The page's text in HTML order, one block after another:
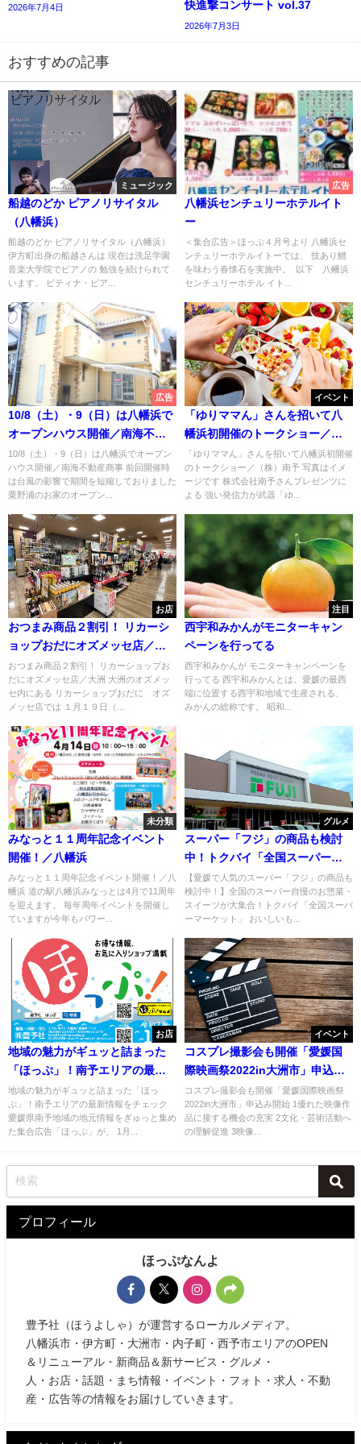
2026年7月4日 快進撃コンサート vol.37
2026年7月3日
おすすめの記事
ミュージック
船越のどか ピアノリサイタル
（八幡浜）
船越のどか ピアノリサイタル（八幡浜）
伊方町出身の船越さんは 現在は洗足学園
音楽大学院でピアノの 勉強を続けられて
います。 ピティナ・ピア...
広告
八幡浜センチュリーホテルイト
ー
＜集合広告＞ほっぷ４月号より 八幡浜セ
ンチュリーホテルイトーでは、 技あり鱧
を味わう春懐石を実施中。 以下 八幡浜
センチュリーホテル イト...
広告
10/8（土）・9（日）は八幡浜で
オープンハウス開催／南海不動
産商事
10/8（土）・9（日）は八幡浜でオープン
ハウス開催／南海不動産商事 前回開催時
は台風の影響で期間を短縮しておりました
栗野浦のお家のオープン...
イベント
「ゆりママん」さんを招いて八
幡浜初開催のトークショー／
（株）南予
「ゆりママん」さんを招いて八幡浜初開催
のトークショー／（株）南予 写真はイメ
ージです 株式会社南予さんプレゼンツに
よる 強い発信力が武器「ゆ...
お店
おつまみ商品２割引！ リカーシ
ョップおだにオズメッセ店／大
洲
おつまみ商品２割引！ リカーショップお
だにオズメッセ店／大洲 大洲のオズメッ
セ内にある リカーショップおだに オズ
メッセ店では １月１９日（...
注目
西宇和みかんがモニターキャン
ペーンを行ってる
西宇和みかんが モニターキャンペーンを
行ってる 西宇和みかんとは、愛媛の最西
端に位置する西宇和地域で生産される、
みかんの総称です。 昭和...
未分類
みなっと１１周年記念イベント
開催！／八幡浜
みなっと１１周年記念イベント開催！／八
幡浜 道の駅八幡浜みなっとは4月で11周年
を迎えます。 毎年周年イベントを開催し
ていますが今年もパワー...
グルメ
スーパー「フジ」の商品も検討
中！トクバイ「全国スーパーマ
ーケット」おいしいもの総選挙
2024
【愛媛で人気のスーパー「フジ」の商品も
検討中！】全国のスーパー自慢のお惣菜・
スイーツが大集合！トクバイ「全国スーパ
ーマーケット」 おいしいも...
お店
地域の魅力がギュッと詰まった
「ほっぷ」！南予エリアの最新
情報をチェック
地域の魅力がギュッと詰まった「ほっ
ぷ」！南予エリアの最新情報をチェック
愛媛県南予地域の地元情報をぎゅっと集め
た集合広告「ほっぷ」が、 1月...
イベント
コスプレ撮影会も開催「愛媛国
際映画祭2022in大洲市」申込み
開始
コスプレ撮影会も開催「愛媛国際映画祭
2022in大洲市」申込み開始 1優れた映像作
品に接する機会の充実 2文化・芸術活動へ
の理解促進 3映像...
プロフィール
ほっぷなんよ
豊予社（ほうよしゃ）が運営するローカルメディア。
八幡浜市・伊方町・大洲市・内子町・西予市エリアのOPEN
＆リニューアル・新商品＆新サービス・グルメ・
人・お店・話題・まち情報・イベント・フォト・求人・不動
産・広告等の情報をお届けしていきます。